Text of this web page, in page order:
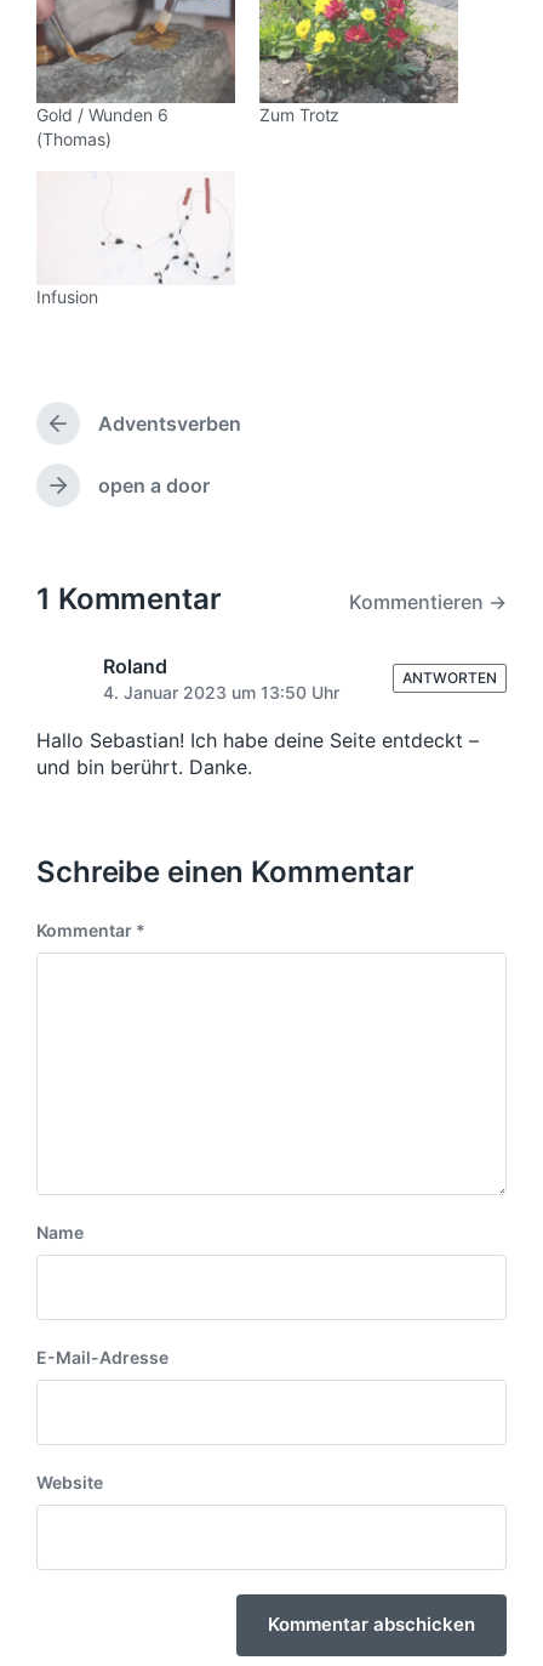
Gold / Wunden 6
(Thomas)
Zum Trotz
Infusion
V
o
r
h
g
t
r
Adventsverben
N
s
t
i
t
open a door
1 Kommentar Kommentieren →
Roland
4. Januar 2023 um 13:50 Uhr
Hallo Sebastian! Ich habe deine Seite entdeckt –
und bin berührt. Danke.
ANTWORTEN
Schreibe einen Kommentar
Kommentar *
Name
E-Mail-Adresse
Website